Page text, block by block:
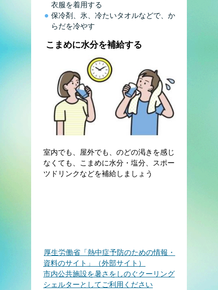
衣服を着用する
保冷剤、氷、冷たいタオルなどで、か
らだを冷やす
こまめに水分を補給する
室内でも、屋外でも、のどの渇きを感じ
なくても、こまめに水分・塩分、スポー
ツドリンクなどを補給しましょう
厚生労働省「熱中症予防のための情報・
資料のサイト」（外部サイト）
市内公共施設を暑さをしのぐクーリング
シェルターとしてご利用ください